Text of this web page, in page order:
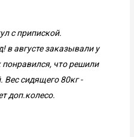
с припиской.
в августе заказывали у
понравился, что решили
Вес сидящего 80кг -
доп.колесо.